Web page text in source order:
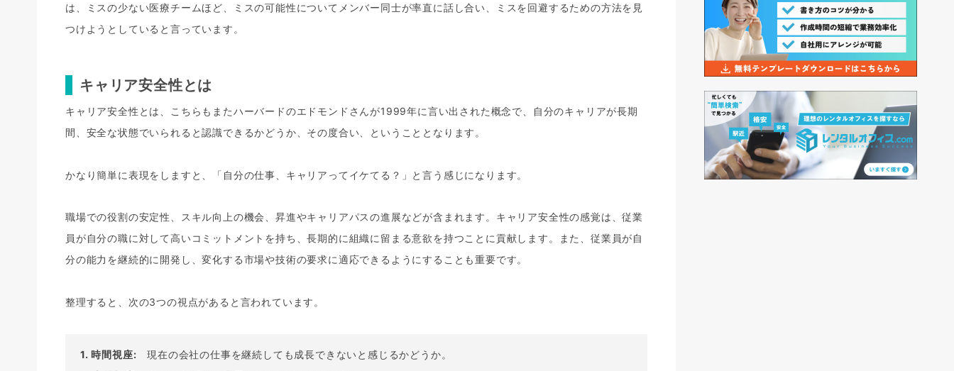
は、ミスの少ない医療チームほど、ミスの可能性についてメンバー同士が率直に話し合い、ミスを回避するための方法を見
つけようとしていると言っています。
キャリア安全性とは
キャリア安全性とは、こちらもまたハーバードのエドモンドさんが1999年に言い出された概念で、自分のキャリアが長期
間、安全な状態でいられると認識できるかどうか、その度合い、ということとなります。
かなり簡単に表現をしますと、「自分の仕事、キャリアってイケてる？」と言う感じになります。
職場での役割の安定性、スキル向上の機会、昇進やキャリアパスの進展などが含まれます。キャリア安全性の感覚は、従業
員が自分の職に対して高いコミットメントを持ち、長期的に組織に留まる意欲を持つことに貢献します。また、従業員が自
分の能力を継続的に開発し、変化する市場や技術の要求に適応できるようにすることも重要です。
整理すると、次の3つの視点があると言われています。
1. 時間視座: 現在の会社の仕事を継続しても成長できないと感じるかどうか。